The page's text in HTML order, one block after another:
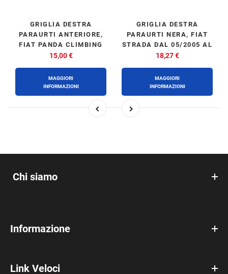
GRIGLIA DESTRA
PARAURTI ANTERIORE,
FIAT PANDA CLIMBING
4X4 - NATURAL POWER
15,00 €
MAGGIORI
INFORMAZIONI
GRIGLIA DESTRA
PARAURTI NERA, FIAT
STRADA DAL 05/2005 AL
11/2011
18,27 €
MAGGIORI
INFORMAZIONI
Chi siamo
Informazione
Link Veloci